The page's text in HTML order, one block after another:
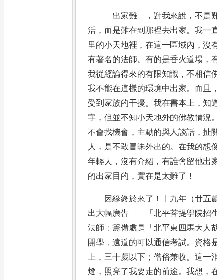
「 出家難 」，對我來說 ，不是
活 ， 而是難在到那裡去出家。我一
里的小天地裡 ，在這一區域內 ，沒
有著名的法師。有的是香火道場 ，
我從經論得來的有限知識 ，不相信
我不能在這樣的環境中出家。 而且
受到 家族的干擾。我在書本上 ，知
字 ，但並不知小天地外的佛教情況
不會找機會 ， 主動的與人談話 ，扯
人 ， 是不敢冒昧外出的。在我的想
年輕人 ，沒有介紹 ，有誰會留他出
的出家目的 ，實在是太難了 ！
因緣終於來了 ！十九年（廿五
出大幅廣告——「北平菩提學院招
法師 ；籌備處是 「北平東四馬大人
開學 ，遠道的可以通信考試。 資格
上 ，三十歲以下 ；僧俗兼收。這一
燈 ， 照亮了我要走的前途。我想 ，